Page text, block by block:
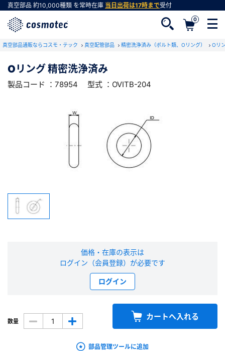
真空部品 約10,000種類 を常時在庫 当日出荷は17時まで受付
0
真空部品通販ならコスモ・テック 真空配管部品 精密洗浄済み（ボルト類、Oリング） Oリ
Oリング 精密洗浄済み
製品コード ：78954 型式 ：OVITB-204
価格・在庫の表示は
ログイン（会員登録）が必要です
ログイン
数量 カートへ入れる
部品管理ツールに追加
RoHS2適合報告書のダウンロード
下記製品のRoHS2適合報告書のダウンロードをします。
Oリング 精密洗浄済み
会社・学校・研究機関名 必須
会員登録がお済みでない方
新規会員登録（無料）
※新規会員登録をお申し込み頂いてから本登録となるまで、数日間かかる場合
があります。また当社の判断によりお断りする場合があります。
会員の方はこちら